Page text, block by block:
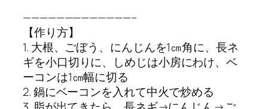
—————————————–
【作り方】
1. 大根、ごぼう、にんじんを1㎝角に、長ネ
ギを小口切りに、しめじは小房にわけ、ベ
ーコンは1㎝幅に切る
2. 鍋にベーコンを入れて中火で炒める